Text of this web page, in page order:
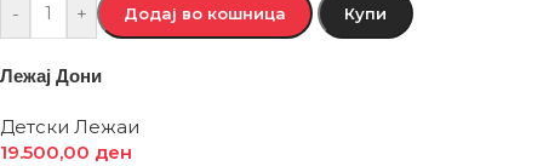
- + Додај во кошница Купи
Лежај Дони
Детски Лежаи
19.500,00 ден